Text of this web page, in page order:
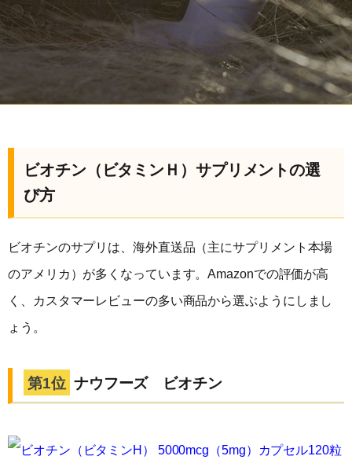
ビオチン（ビタミンＨ）サプリメントの選
び方
ビオチンのサプリは、海外直送品（主にサプリメント本場
のアメリカ）が多くなっています。Amazonでの評価が高
く、カスタマーレビューの多い商品から選ぶようにしまし
ょう。
第1位 ナウフーズ ビオチン
ビオチン（ビタミンH） 5000mcg（5mg）カプセル120粒